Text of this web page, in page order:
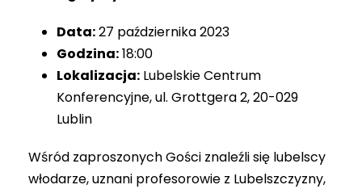
Data:27 października 2023
Godzina:18:00
Lokalizacja: Lubelskie Centrum
Konferencyjne, ul. Grottgera 2, 20-029
Lublin
Wśród zaproszonych Gości znaleźli się lubelscy
włodarze, uznani profesorowie z Lubelszczyzny,